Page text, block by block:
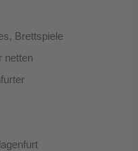
Brettspiele
netten